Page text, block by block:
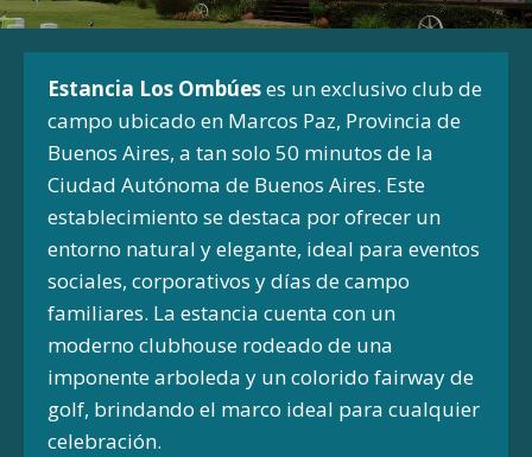
Estancia Los Ombúeses un exclusivo club de
campo ubicado en Marcos Paz, Provincia de
Buenos Aires, a tan solo 50 minutos de la
Ciudad Autónoma de Buenos Aires. Este
establecimiento se destaca por ofrecer un
entorno natural y elegante, ideal para eventos
sociales, corporativos y días de campo
familiares. La estancia cuenta con un
moderno clubhouse rodeado de una
imponente arboleda y un colorido fairway de
golf, brindando el marco ideal para cualquier
celebración.